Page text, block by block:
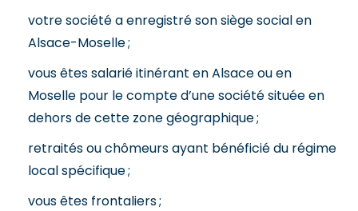
votre société a enregistré son siège social en
Alsace-Moselle ;
vous êtes salarié itinérant en Alsace ou en
Moselle pour le compte d’une société située en
dehors de cette zone géographique ;
retraités ou chômeurs ayant bénéficié du régime
local spécifique ;
vous êtes frontaliers ;